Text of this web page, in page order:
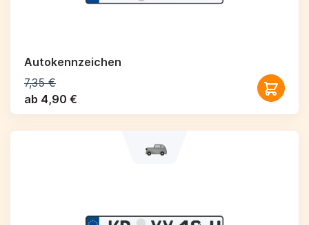
Autokennzeichen
7,35 €
ab 4,90 €